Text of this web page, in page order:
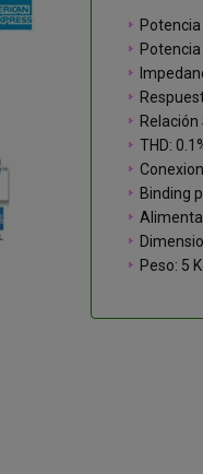
Relación
THD:
Binding
Peso: 5